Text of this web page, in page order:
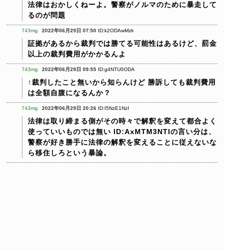
法律はおかしくねーよ。警察がノルマのために暴走して
るのが問題
743mg 2022年06月29日 07:50 ID:k2ODAwMzk
証拠があるから裁判では勝てる可能性はあるけど、罰金
以上の裁判費用がかかるんよ
743mg 2022年06月29日 09:55 ID:g4NTU0ODA
↑裁判したこと無いから知らんけど 勝訴しても裁判費用
は全額自腹になるんか？
743mg 2022年06月29日 20:26 ID:I5NzE1NzI
法律は取り締まる側がその時々で解釈を変えて都合よく
使っていいものでは無い ID:AxMTM3NTIの言い分は、
警察が好き勝手に法律の解釈を変えることに従えないな
ら移住しろという暴論。